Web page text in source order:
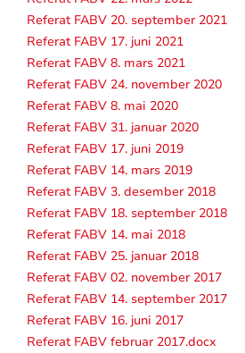
Referat FABV 20. september 2021
Referat FABV 17. juni 2021
Referat FABV 8. mars 2021
Referat FABV 24. november 2020
Referat FABV 8. mai 2020
Referat FABV 31. januar 2020
Referat FABV 17. juni 2019
Referat FABV 14. mars 2019
Referat FABV 3. desember 2018
Referat FABV 18. september 2018
Referat FABV 14. mai 2018
Referat FABV 25. januar 2018
Referat FABV 02. november 2017
Referat FABV 14. september 2017
Referat FABV 16. juni 2017
Referat FABV februar 2017.docx